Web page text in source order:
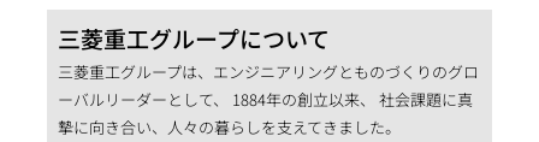
三菱重工グループについて
三菱重工グループは、エンジニアリングとものづくりのグロ
ーバルリーダーとして、 1884年の創立以来、 社会課題に真
摯に向き合い、人々の暮らしを支えてきました。